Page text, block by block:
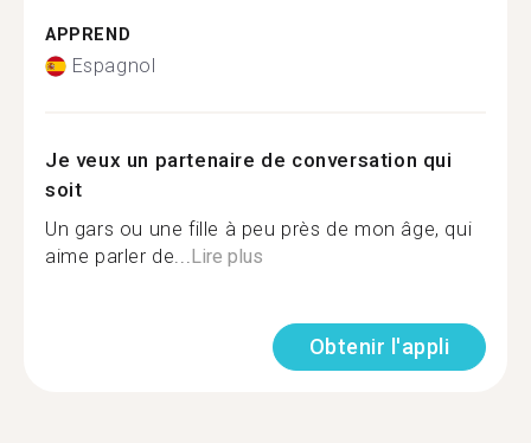
APPREND
Espagnol
Je veux un partenaire de conversation qui
soit
Un gars ou une fille à peu près de mon âge, qui
aime parler de...Lire plus
Obtenir l'appli